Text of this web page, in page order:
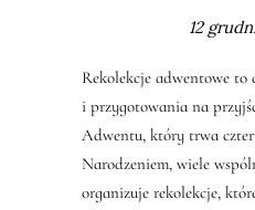
12
Rekolekcje adwentowe to
i przygotowania na
Adwentu, który trwa
Narodzeniem, wiele
organizuje rekolekcje,